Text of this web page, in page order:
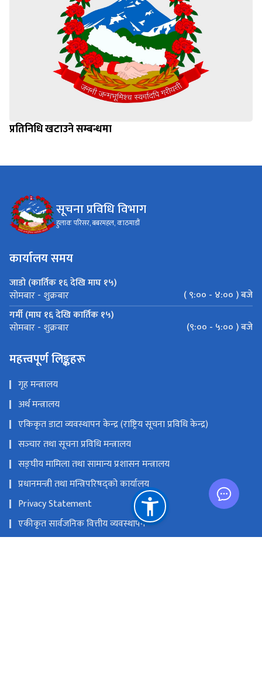
प्रतिनिधि खटाउने सम्बन्धमा
सूचना प्रविधि विभाग
हुलाक परिसर, बबरमहल, काठमाडौं
कार्यालय समय
जाडो (कार्तिक १६ देखि माघ १५)
सोमबार - शुक्रबार
( ९:०० - ४:०० ) बजे
गर्मी (माघ १६ देखि कार्तिक १५)
सोमबार - शुक्रबार (९:०० - ५:०० ) बजे
महत्त्वपूर्ण लिङ्कहरू
गृह मन्त्रालय
अर्थ मन्त्रालय
एकिकृत डाटा व्यवस्थापन केन्द्र (राष्ट्रिय सूचना प्रविधि केन्द्र)
सञ्‍चार तथा सूचना प्रविधि मन्त्रालय
सङ्‍घीय मामिला तथा सामान्य प्रशासन मन्त्रालय
प्रधानमन्त्री तथा मन्त्रिपरिषद्को कार्यालय
Privacy Statement
एकीकृत सार्वजनिक वित्तीय व्यवस्थापन